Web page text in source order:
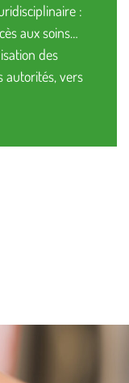
:
aux soins…
des
autorités, vers